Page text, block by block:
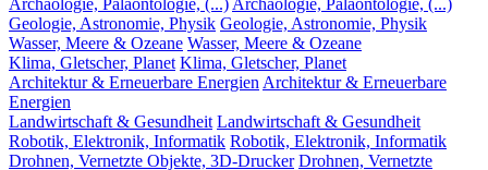
Geologie, Astronomie, Physik Geologie, Astronomie, Physik
Wasser, Meere & Ozeane Wasser, Meere & Ozeane
Klima, Gletscher, Planet Klima, Gletscher, Planet
Architektur & Erneuerbare Energien Architektur & Erneuerbare
Energien
Landwirtschaft & Gesundheit Landwirtschaft & Gesundheit
Robotik, Elektronik, Informatik Robotik, Elektronik, Informatik
Drohnen, Vernetzte Objekte, 3D-Drucker Drohnen, Vernetzte